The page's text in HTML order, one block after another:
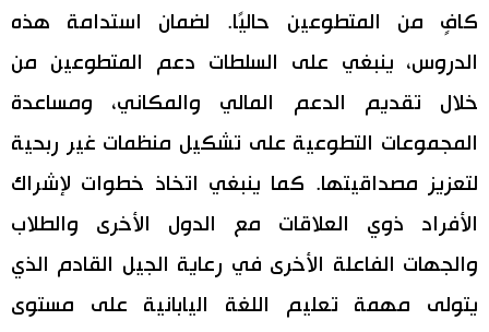
كافٍ من المتطوعين حاليًا. لضمان استدامة هذه
الدروس، ينبغي على السلطات دعم المتطوعين من
خلال تقديم الدعم المالي والمكاني، ومساعدة
المجموعات التطوعية على تشكيل منظمات غير ربحية
لتعزيز مصداقيتها. كما ينبغي اتخاذ خطوات لإشراك
الأفراد ذوي العلاقات مع الدول الأخرى والطلاب
والجهات الفاعلة الأخرى في رعاية الجيل القادم الذي
يتولى مهمة تعليم اللغة اليابانية على مستوى